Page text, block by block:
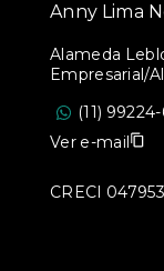
Anny Lima
Alameda
Empresarial/
(11)
Ver e-mail
CRECI